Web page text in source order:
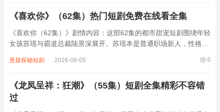
《喜欢你》（62集）热门短剧免费在线看全集
《喜欢你（62集）》剧情内容：这部62集的都市甜宠短剧围绕年轻
女孩苏瑶与霸道总裁陆景深展开。苏瑶本是普通职场新人，性格乐
柔，在相处中逐渐被苏瑶的真诚善良吸引。两人从最初的互相误会
6
悬疑探秘短剧 2026-08-05
《龙凤呈祥：狂潮》（55集）短剧全集精彩不容错
过